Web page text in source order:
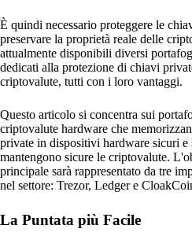
È quindi necessario proteggere le
preservare la proprietà reale delle
attualmente disponibili diversi
dedicati alla protezione di chiavi
criptovalute, tutti con i loro vantaggi.
Questo articolo si concentra sui
criptovalute hardware che
private in dispositivi hardware sicuri e
mantengono sicure le criptovalute.
principale sarà rappresentato da tre
nel settore: Trezor, Ledger e
La Puntata più Facile